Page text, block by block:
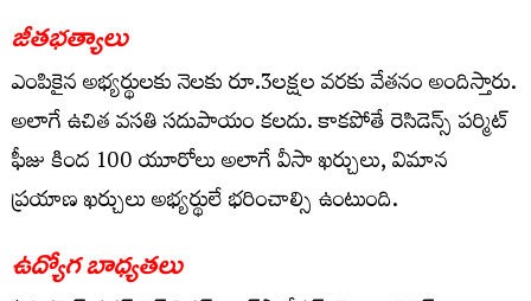
జీతభత్యాలు
ఎంపికైన అభ్యర్థులకు నెలకు రూ.3లక్షల వరకు వేతనం అందిస్తారు.
అలాగే ఉచిత వసతి సదుపాయం కలదు. కాకపోతే రెసిడెన్స్ పర్మిట్
ఫీజు కింద 100 యూరోలు అలాగే వీసా ఖర్చులు, విమాన
ప్రయాణ ఖర్చులు అభ్యర్థులే భరించాల్సి ఉంటుంది.
ఉద్యోగ బాధ్యతలు